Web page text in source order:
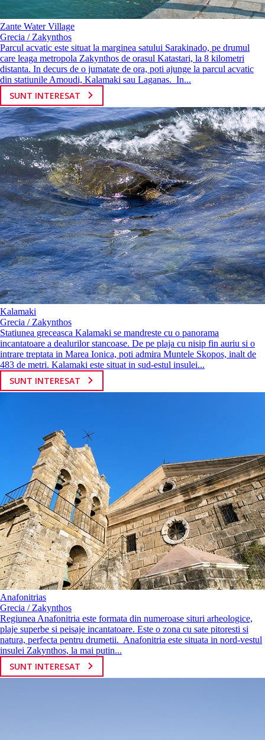
Zante Water Village
Grecia / Zakynthos
Parcul acvatic este situat la marginea satului Sarakinado, pe drumul
care leaga metropola Zakynthos de orasul Katastari, la 8 kilometri
distanta. In decurs de o jumatate de ora, poti ajunge la parcul acvatic
din statiunile Amoudi, Kalamaki sau Laganas. In...
SUNT INTERESAT
Kalamaki
Grecia / Zakynthos
Statiunea greceasca Kalamaki se mandreste cu o panorama
incantatoare a dealurilor stancoase. De pe plaja cu nisip fin auriu si o
intrare treptata in Marea Ionica, poti admira Muntele Skopos, inalt de
483 de metri. Kalamaki este situat in sud-estul insulei...
SUNT INTERESAT
Anafonitrias
Grecia / Zakynthos
Regiunea Anafonitria este formata din numeroase situri arheologice,
plaje superbe si peisaje incantatoare. Este o zona cu sate pitoresti si
natura, perfecta pentru drumetii. Anafonitria este situata in nord-vestul
insulei Zakynthos, la mai putin...
SUNT INTERESAT